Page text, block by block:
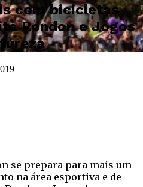
com bicicletas
Rondon e Jogos
se prepara para mais um
na área esportiva e de